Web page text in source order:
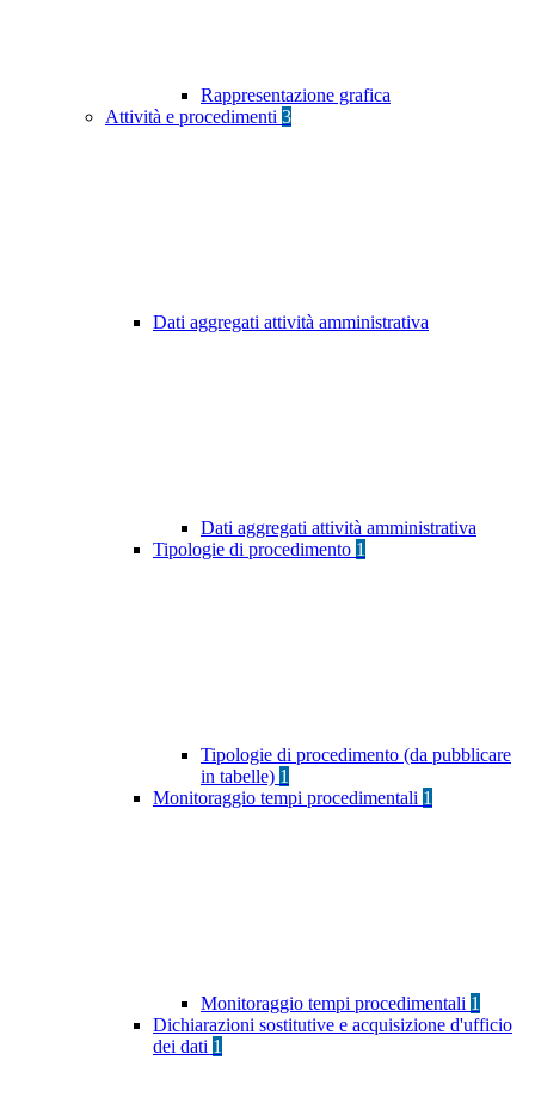
Rappresentazione grafica
Attività e procedimenti 3
Dati aggregati attività amministrativa
Dati aggregati attività amministrativa
Tipologie di procedimento 1
Tipologie di procedimento (da pubblicare
in tabelle) 1
Monitoraggio tempi procedimentali 1
Monitoraggio tempi procedimentali 1
Dichiarazioni sostitutive e acquisizione d'ufficio
dei dati 1